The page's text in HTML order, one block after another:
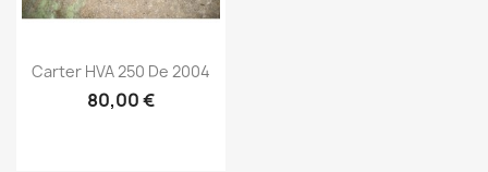
Carter HVA 250 De 2004
80,00 €